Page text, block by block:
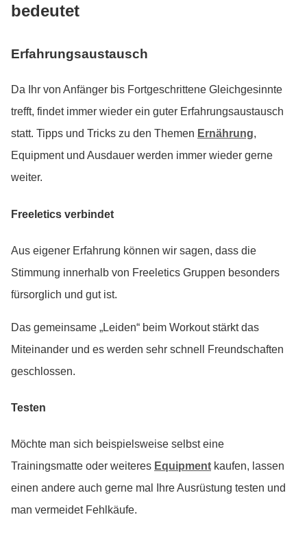
bedeutet
Erfahrungsaustausch
Da Ihr von Anfänger bis Fortgeschrittene Gleichgesinnte
trefft, findet immer wieder ein guter Erfahrungsaustausch
statt. Tipps und Tricks zu den Themen Ernährung,
Equipment und Ausdauer werden immer wieder gerne
weiter.
Freeletics verbindet
Aus eigener Erfahrung können wir sagen, dass die
Stimmung innerhalb von Freeletics Gruppen besonders
fürsorglich und gut ist.
Das gemeinsame „Leiden“ beim Workout stärkt das
Miteinander und es werden sehr schnell Freundschaften
geschlossen.
Testen
Möchte man sich beispielsweise selbst eine
Trainingsmatte oder weiteres Equipment kaufen, lassen
einen andere auch gerne mal Ihre Ausrüstung testen und
man vermeidet Fehlkäufe.